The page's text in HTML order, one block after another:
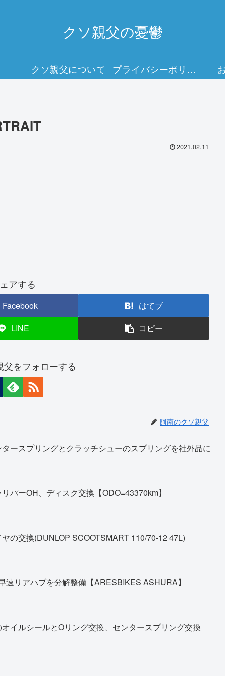
クソ親父の憂鬱
クソ親父について プライバシーポリシー
2021.02.11
アする
Facebook
はてブ
LINE
コピー
父をフォローする
阿南のクソ親父
ースプリングとクラッチシューのスプリングを社外品に
パーOH、ディスク交換【ODO=43370km】
の交換(DUNLOP SCOOTSMART 110/70-12 47L)
リアハブを分解整備【ARESBIKES ASHURA】
イルシールとOリング交換、センタースプリング交換